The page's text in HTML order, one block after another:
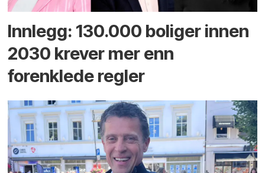
Innlegg: 130.000 boliger innen
2030 krever mer enn
forenklede regler